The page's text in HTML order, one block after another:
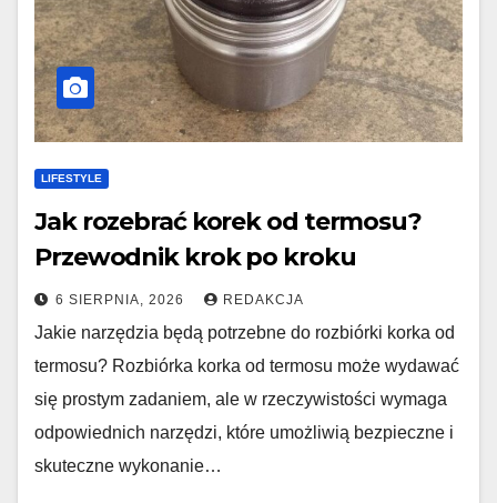
LIFESTYLE
Jak rozebrać korek od termosu?
Przewodnik krok po kroku
6 SIERPNIA, 2026 REDAKCJA
Jakie narzędzia będą potrzebne do rozbiórki korka od
termosu? Rozbiórka korka od termosu może wydawać
się prostym zadaniem, ale w rzeczywistości wymaga
odpowiednich narzędzi, które umożliwią bezpieczne i
skuteczne wykonanie…